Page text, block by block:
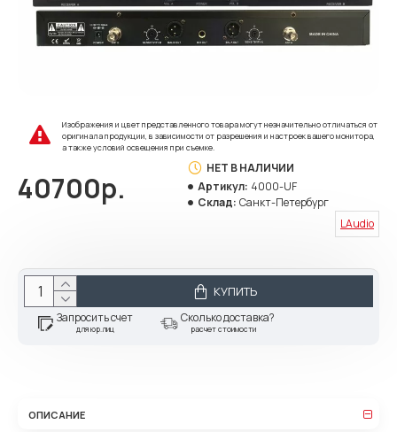
Изображения и цвет представленного товара могут незначительно отличаться от
оригинала продукции, в зависимости от разрешения и настроек вашего монитора,
а также условий освещения при съемке.
40700р.
НЕТ В НАЛИЧИИ
Артикул: 4000-UF
Склад: Санкт-Петербург
LAudio
КУПИТЬ
Запросить счет
для юр.лиц
Сколько доставка?
расчет стоимости
ОПИСАНИЕ